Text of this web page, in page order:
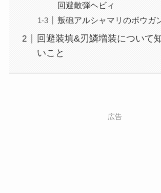
回避散弾ヘビィ
叛砲アルシャマリのボウガ
回避装填&刃鱗増装について
いこと
広告